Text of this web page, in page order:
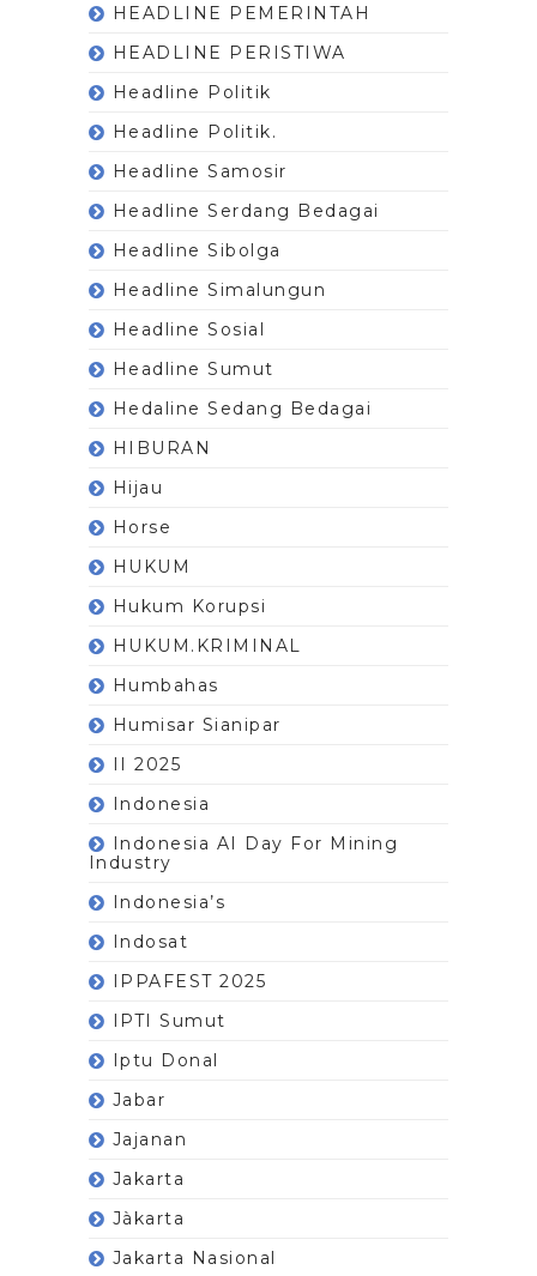
HEADLINE PEMERINTAH
HEADLINE PERISTIWA
Headline Politik
Headline Politik.
Headline Samosir
Headline Serdang Bedagai
Headline Sibolga
Headline Simalungun
Headline Sosial
Headline Sumut
Hedaline Sedang Bedagai
HIBURAN
Hijau
Horse
HUKUM
Hukum Korupsi
HUKUM.KRIMINAL
Humbahas
Humisar Sianipar
II 2025
Indonesia
Indonesia AI Day For Mining
Industry
Indonesia’s
Indosat
IPPAFEST 2025
IPTI Sumut
Iptu Donal
Jabar
Jajanan
Jakarta
Jàkarta
Jakarta Nasional